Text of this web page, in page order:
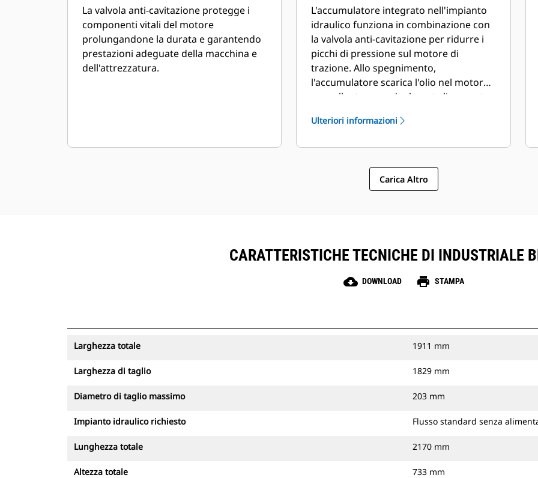
La valvola anti-cavitazione protegge i
componenti vitali del motore
prolungandone la durata e garantendo
prestazioni adeguate della macchina e
dell'attrezzatura.
L'accumulatore integrato nell'impianto
idraulico funziona in combinazione con
la valvola anti-cavitazione per ridurre i
picchi di pressione sul motore di
trazione. Allo spegnimento,
l'accumulatore scarica l'olio nel motore
per rallentare gradualmente l'apparato
dal motore e la cavitazione.
Ulteriori informazioni
Carica Altro
CARATTERISTICHE TECNICHE DI INDUSTRIALE
cloud_download DOWNLOAD print STAMPA
Larghezza totale 1911 mm
Larghezza di taglio 1829 mm
Diametro di taglio massimo 203 mm
Impianto idraulico richiesto Flusso standard senza
Lunghezza totale 2170 mm
Altezza totale 733 mm